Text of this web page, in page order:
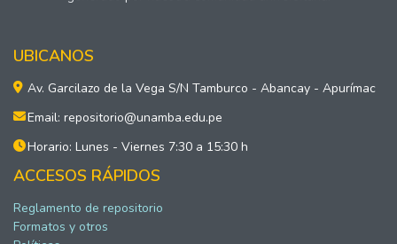
UBICANOS
Av. Garcilazo de la Vega S/N Tamburco - Abancay - Apurímac
Email: repositorio@unamba.edu.pe
Horario: Lunes - Viernes 7:30 a 15:30 h
ACCESOS RÁPIDOS
Reglamento de repositorio
Formatos y otros